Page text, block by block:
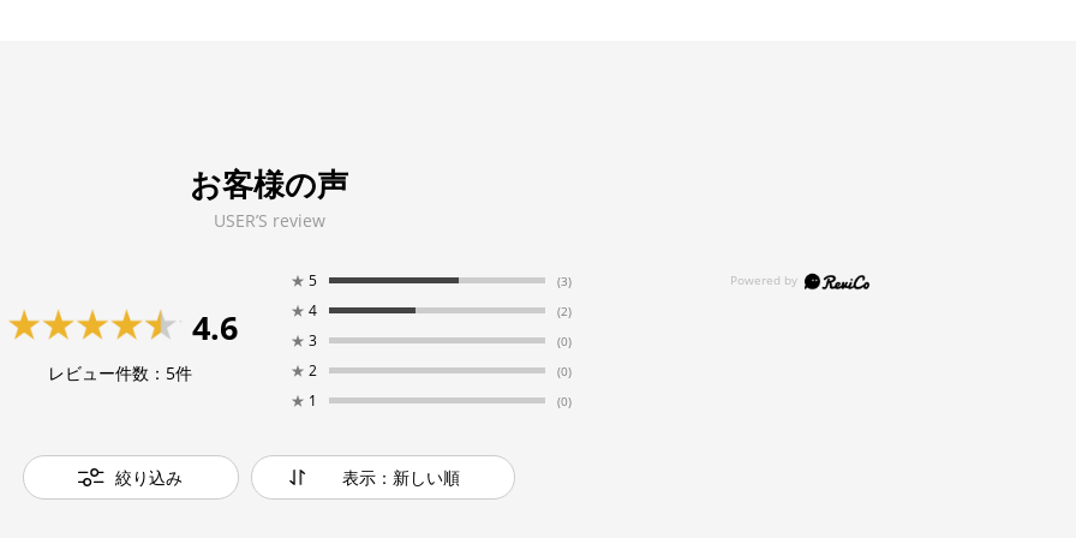
お客様の声
USER’S review
4.6
レビュー件数： 5件
★ 5 (3)
★ 4 (2)
★ 3 (0)
★ 2 (0)
★ 1 (0)
絞り込み 表示：新しい順